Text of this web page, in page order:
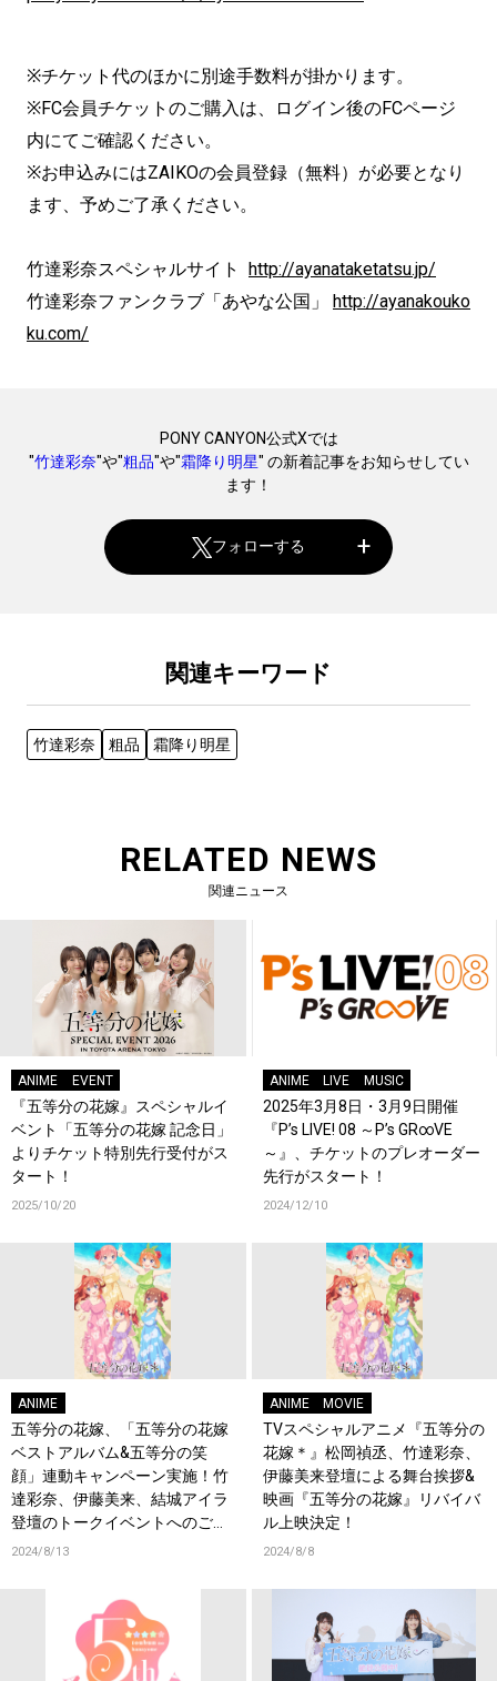
※チケット代のほかに別途手数料が掛かります。
※FC会員チケットのご購入は、ログイン後のFCページ
内にてご確認ください。
※お申込みにはZAIKOの会員登録（無料）が必要となり
ます、予めご了承ください。
竹達彩奈スペシャルサイト http://ayanataketatsu.jp/
竹達彩奈ファンクラブ「あやな公国」 http://ayanakouko
ku.com/
PONY CANYON公式Xでは
"竹達彩奈"や"粗品"や"霜降り明星" の新着記事をお知らせしてい
ます！
フォローする
関連キーワード
竹達彩奈 粗品 霜降り明星
RELATED NEWS
関連ニュース
ANIME EVENT
『五等分の花嫁』スペシャルイ
ベント「五等分の花嫁 記念日」
よりチケット特別先行受付がス
タート！
2025/10/20
ANIME LIVE MUSIC
2025年3月8日・3月9日開催
『P’s LIVE! 08 ～P’s GR∞VE
～』、チケットのプレオーダー
先行がスタート！
2024/12/10
ANIME
五等分の花嫁、「五等分の花嫁
ベストアルバム&五等分の笑
顔」連動キャンペーン実施！竹
達彩奈、伊藤美来、結城アイラ
登壇のトークイベントへのご招
待や豪華景品ゲットのチャン
2024/8/13
ANIME MOVIE
TVスペシャルアニメ『五等分の
花嫁＊』松岡禎丞、竹達彩奈、
伊藤美来登壇による舞台挨拶&
映画『五等分の花嫁』リバイバ
ル上映決定！
2024/8/8